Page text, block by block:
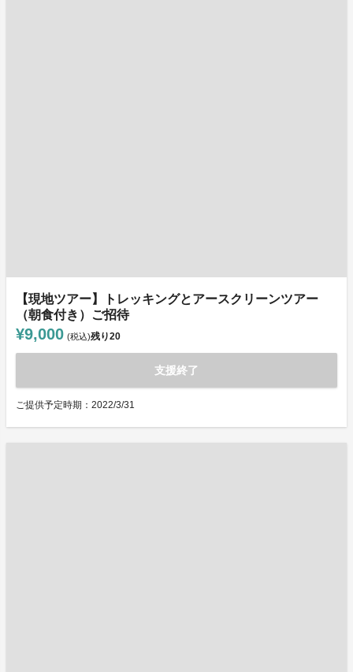
【現地ツアー】トレッキングとアースクリーンツアー
（朝食付き）ご招待
¥9,000 (税込)残り20
支援終了
ご提供予定時期：2022/3/31